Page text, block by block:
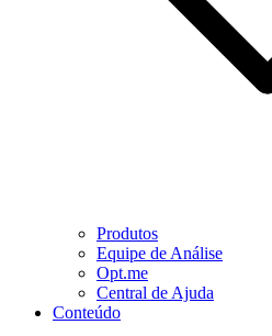
Produtos
Equipe de Análise
Opt.me
Central de Ajuda
Conteúdo